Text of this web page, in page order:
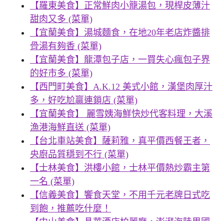
【羅東美食】正常鮮肉小籠湯包，現桿皮薄汁
甜肉又多 (菜單)
【宜蘭美食】湯城麵食，在地20年老店炸醬排
骨湯有夠香 (菜單)
【宜蘭美食】龍潭包子店，一買失心瘋包子界
的好市多 (菜單)
【西門町美食】A.K.12 美式小館，漢堡肉厚汁
多，好吃尬贏連鎖店 (菜單)
【宜蘭美食】 麗雪姨海鮮快炒代客料理，大溪
漁港海鮮直送 (菜單)
【台北車站美食】薩莉雅，真平價西餐王者，
央廚品質穩到不行 (菜單)
【士林美食】洪樓小館，士林平價熱炒霸主第
一名 (菜單)
【信義美食】饗食天堂，不用千元老牌日式吃
到飽，推薦吃什麼！